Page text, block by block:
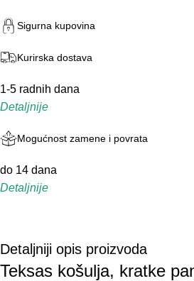
Sigurna kupovina
Kurirska dostava
1-5 radnih dana
Detaljnije
Mogućnost zamene i povrata
do 14 dana
Detaljnije
Detaljniji opis proizvoda
Teksas košulja, kratke